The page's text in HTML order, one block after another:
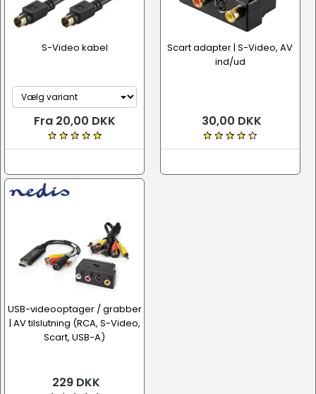
S-Video kabel
Fra 20,00 DKK
Scart adapter | S-Video, AV
ind/ud
30,00 DKK
USB-videooptager / grabber
| AV tilslutning (RCA, S-Video,
Scart, USB-A)
229 DKK